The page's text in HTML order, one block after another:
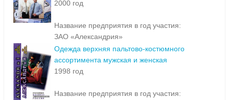
2000 год
Название предприятия в год участия:
ЗАО «Александрия»
Одежда верхняя пальтово-костюмного
ассортимента мужская и женская
1998 год
Название предприятия в год участия: